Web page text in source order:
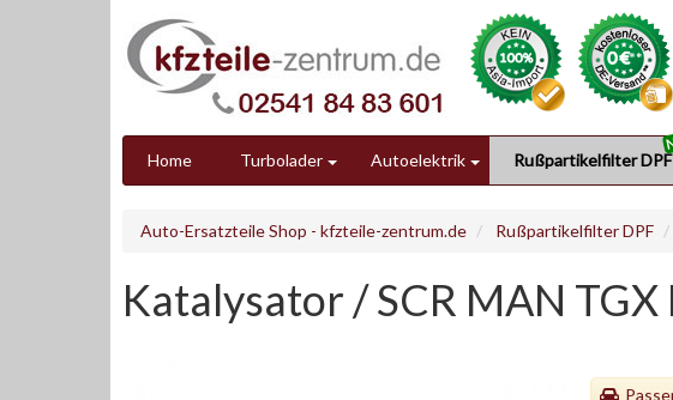
Home Turbolader Autoelektrik Rußpartikelfilter DPF
Auto-Ersatzteile Shop - kfzteile-zentrum.de Rußpartikelfilter DPF
Katalysator / SCR MAN